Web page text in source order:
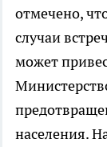
отмечено,
случаи
может
населения.